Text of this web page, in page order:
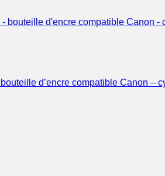
d’encre compatible Canon –